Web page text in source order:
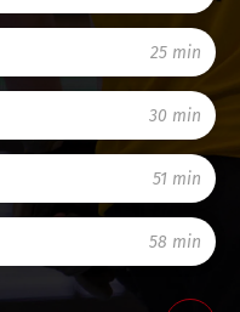
25 min
30 min
51 min
58 min